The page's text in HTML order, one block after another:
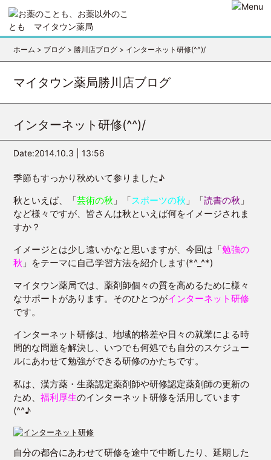
ホーム > ブログ > 勝川店ブログ > インターネット研修(^^)/
マイタウン薬局勝川店ブログ
インターネット研修(^^)/
Date:2014.10.3 | 13:56
季節もすっかり秋めいて参りました♪
秋といえば、「芸術の秋 」「スポーツの秋 」「読書の秋 」
など様々ですが、皆さんは秋といえば何をイメージされま
すか？
イメージとは少し遠いかなと思いますが、今回は「勉強の
秋 」をテーマに自己学習方法を紹介します(*^_^*)
マイタウン薬局では、薬剤師個々の質を高めるために様々
なサポートがあります。そのひとつがインターネット研修
です。
インターネット研修は、地域的格差や日々の就業による時
間的な問題を解決し、いつでも何処でも自分のスケジュー
ルにあわせて勉強ができる研修のかたちです。
私は、漢方薬・生薬認定薬剤師や研修認定薬剤師の更新の
ため、福利厚生のインターネット研修を活用しています
(^^♪
自分の都合にあわせて研修を途中で中断したり、延期した